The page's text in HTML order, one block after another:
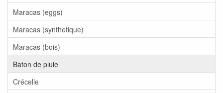
Maracas (eggs)
Maracas (synthetique)
Maracas (bois)
Baton de pluie
Crécelle